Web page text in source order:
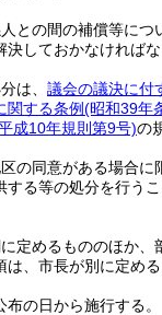
との間の補償等につ
決しておかなければな
は、 議会の議決に付
関する条例(昭和39年
成10年規則第9号)の
の同意がある場合に
する等の処分を行う
定めるもののほか、
、市長が別に定める
布の日から施行する。